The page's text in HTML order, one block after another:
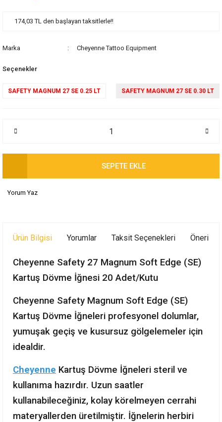
174,03 TL den başlayan taksitlerle!!
Marka Cheyenne Tattoo Equipment
Seçenekler
SAFETY MAGNUM 27 SE 0.25 LT SAFETY MAGNUM 27 SE 0.30 LT
SEPETE EKLE
Yorum Yaz
Ürün Bilgisi Yorumlar Taksit Seçenekleri
Cheyenne Safety 27 Magnum Soft Edge (SE)
Kartuş Dövme İğnesi 20 Adet/Kutu
Cheyenne Safety Magnum Soft Edge (SE)
Kartuş Dövme İğneleri profesyonel dolumlar,
yumuşak geçiş ve kusursuz gölgelemeler için
idealdir.
Cheyenne Kartuş Dövme İğneleri steril ve
kullanıma hazırdır. Uzun saatler
kullanabileceğiniz, kolay körelmeyen cerrahi
materyallerden üretilmiştir. İğnelerin herbiri